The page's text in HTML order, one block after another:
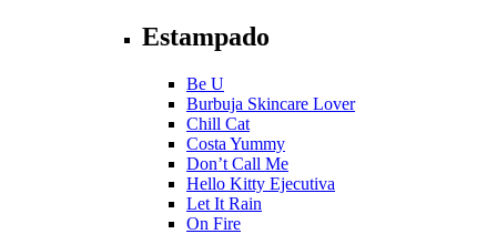
Estampado
Be U
Burbuja Skincare Lover
Chill Cat
Costa Yummy
Don’t Call Me
Hello Kitty Ejecutiva
Let It Rain
On Fire